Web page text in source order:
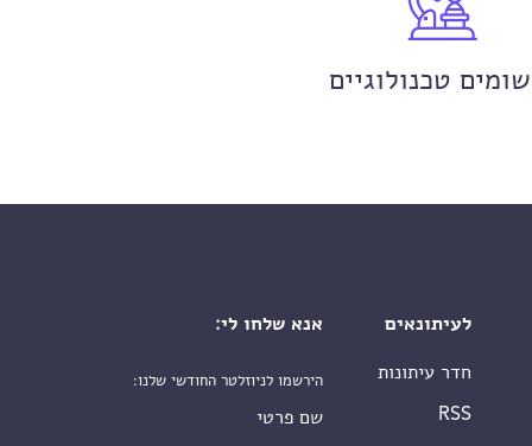
טכנולוגיים
לעיתונאים
חדר עיתונות
RSS
אנא שלחו לי:
הירשמו לניוזלטר החודשי שלנו: